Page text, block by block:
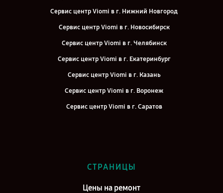
Сервис центр Viomi в г. Нижний Новгород
Сервис центр Viomi в г. Новосибирск
Сервис центр Viomi в г. Челябинск
Сервис центр Viomi в г. Екатеринбург
Сервис центр Viomi в г. Казань
Сервис центр Viomi в г. Воронеж
Сервис центр Viomi в г. Саратов
Сервис центр Viomi в г. Санкт-Петербург
СТРАНИЦЫ
Цены на ремонт